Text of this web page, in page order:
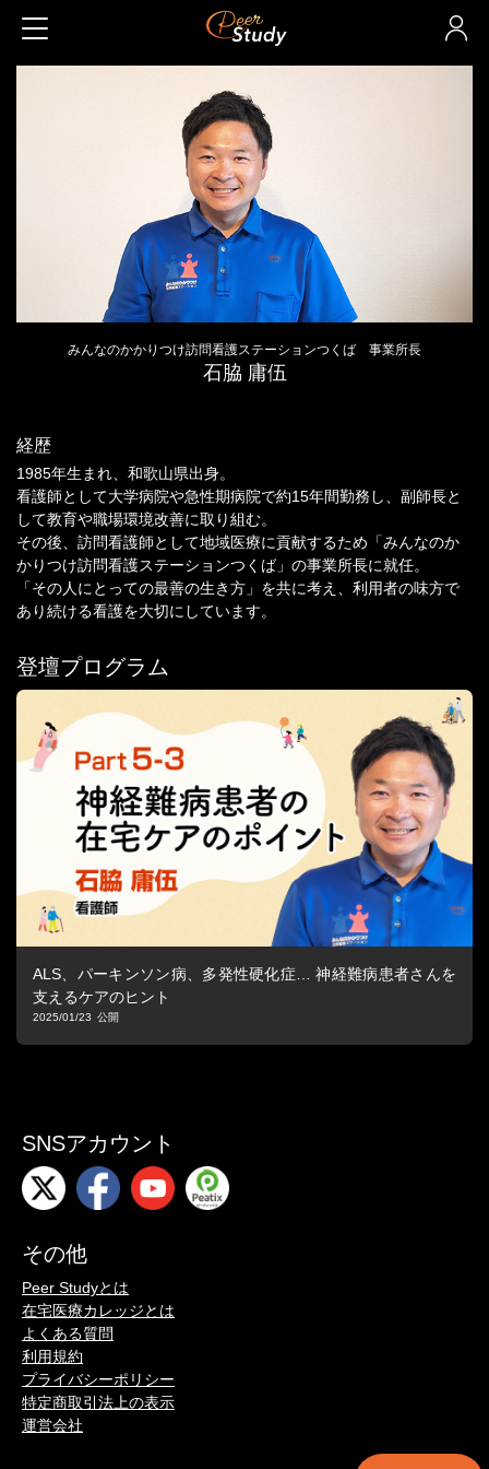
みんなのかかりつけ訪問看護ステーションつくば 事業所長
石脇 庸伍
経歴
1985年生まれ、和歌山県出身。
看護師として大学病院や急性期病院で約15年間勤務し、副師長と
して教育や職場環境改善に取り組む。
その後、訪問看護師として地域医療に貢献するため「みんなのか
かりつけ訪問看護ステーションつくば」の事業所長に就任。
「その人にとっての最善の生き方」を共に考え、利用者の味方で
あり続ける看護を大切にしています。
登壇プログラム
ALS、パーキンソン病、多発性硬化症… 神経難病患者さんを
支えるケアのヒント
2025/01/23
SNSアカウント
その他
Peer Studyとは
在宅医療カレッジとは
よくある質問
利用規約
プライバシーポリシー
特定商取引法上の表示
運営会社